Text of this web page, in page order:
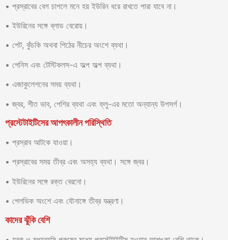
• প্রস্রাবের বেগ চাপলে মনে হয় ইউরিন ধরে রাখতে পারা যাবে না।
• ইউরিনের সঙ্গে ব্লাড বেরোয়।
• পেট, কুঁচকি অথবা পিঠের নীচের অংশে ব্যথা।
• পেনিস এবং টেস্টিকলস-এ অল্প অল্প ব্যথা।
• এজাকুলেশনের সময় ব্যথা।
• জ্বর, শীত ভাব, পেশির ব্যথা এবং ফ্লু-এর মতো অন্যান্য উপসর্গ।
প্রস্টেটাইটিসের আপৎকালীন পরিস্থিতি
• প্রস্রাব আটকে যাওয়া।
• প্রস্রাবের সময় তীব্র এবং অসহ্য ব্যথা। সঙ্গে জ্বর।
• ইউরিনের সঙ্গে রক্ত বেরনো।
• পেলভিক অংশে এবং যৌনাঙ্গে তীব্র যন্ত্রণা।
কাদের ঝুঁকি বেশি